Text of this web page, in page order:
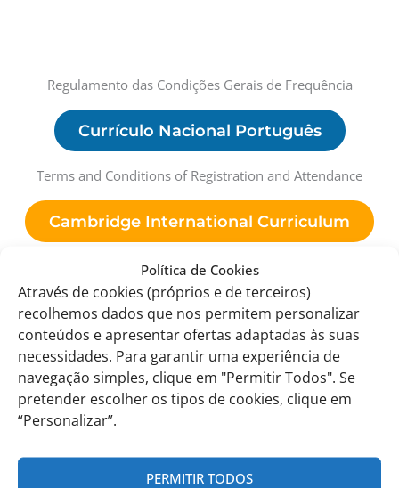
Política de Cookies
Através de cookies (próprios e de terceiros)
recolhemos dados que nos permitem personalizar
conteúdos e apresentar ofertas adaptadas às suas
necessidades. Para garantir uma experiência de
navegação simples, clique em "Permitir Todos". Se
pretender escolher os tipos de cookies, clique em
“Personalizar”.
PERMITIR TODOS
Regulamento das Condições Gerais de Frequência
Currículo Nacional Português
Terms and Conditions of Registration and Attendance
Cambridge International Curriculum